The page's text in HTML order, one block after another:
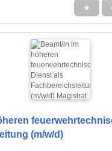
★
(m/w/d)